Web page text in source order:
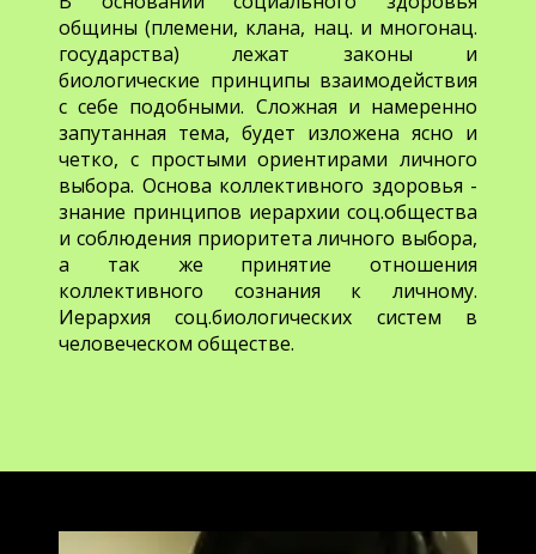
общины (племени, клана, нац. и многонац.
государства) лежат законы и
биологические принципы взаимодействия
с себе подобными. Сложная и намеренно
запутанная тема, будет изложена ясно и
четко, с простыми ориентирами личного
выбора. Основа коллективного здоровья -
знание принципов иерархии соц.общества
и соблюдения приоритета личного выбора,
а так же принятие отношения
коллективного сознания к личному.
Иерархия соц.биологических систем в
человеческом обществе.